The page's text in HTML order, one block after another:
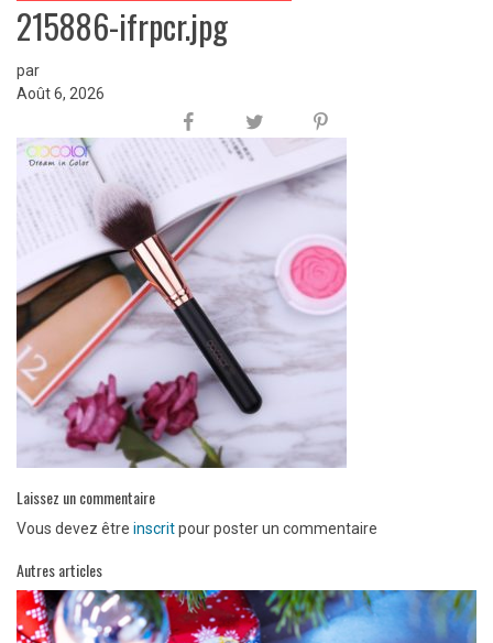
215886-ifrpcr.jpg
par
Août 6, 2026
Laissez un commentaire
Vous devez être inscritpour poster un commentaire
Autres articles